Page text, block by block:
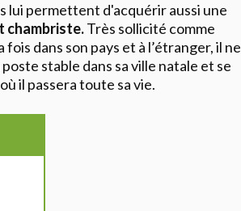
lui permettent d'acquérir aussi une
chambriste.Très sollicité comme
dans son pays et à l’étranger, il ne
stable dans sa ville natale et se
il passera toute sa vie.